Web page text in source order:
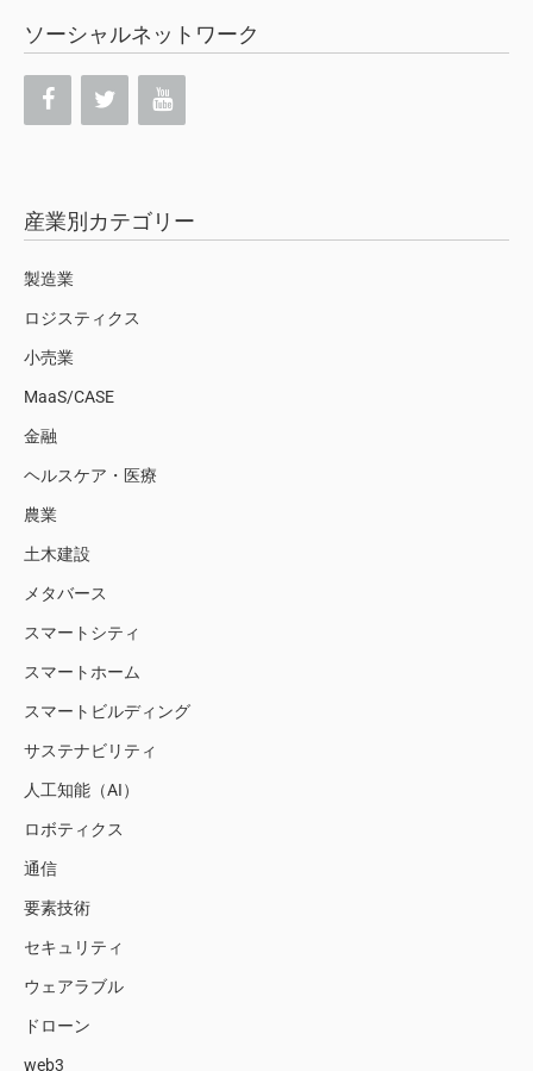
ソーシャルネットワーク
産業別カテゴリー
製造業
ロジスティクス
小売業
MaaS/CASE
金融
ヘルスケア・医療
農業
土木建設
メタバース
スマートシティ
スマートホーム
スマートビルディング
サステナビリティ
人工知能（AI）
ロボティクス
通信
要素技術
セキュリティ
ウェアラブル
ドローン
web3